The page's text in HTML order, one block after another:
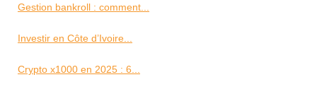
Gestion bankroll : comment...
Investir en Côte d’Ivoire...
Crypto x1000 en 2025 : 6...